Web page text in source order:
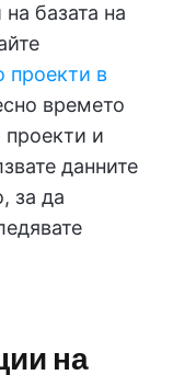
базата на
проекти в
времето
проекти и
данните
за да
на